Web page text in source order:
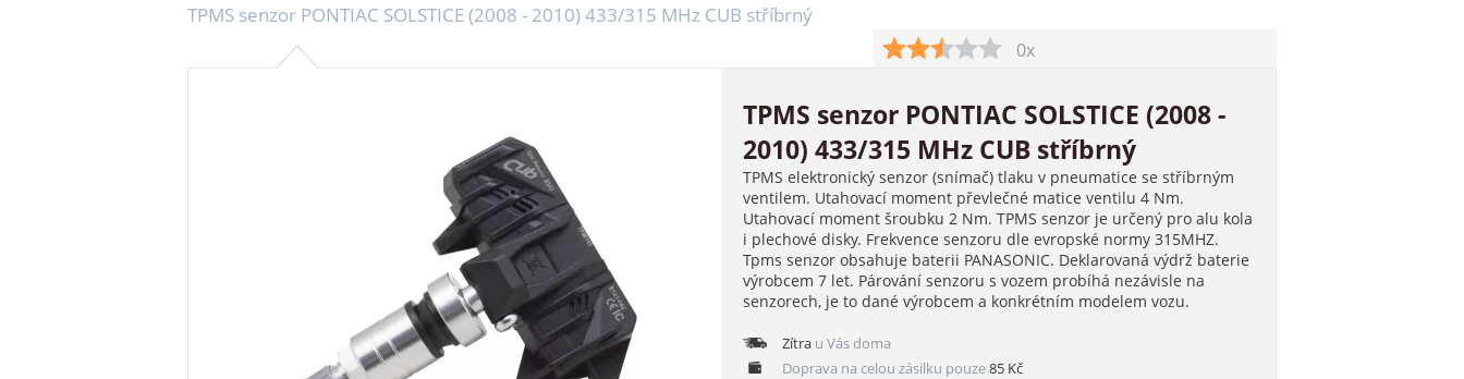
TPMS senzor PONTIAC SOLSTICE (2008 - 2010) 433/315 MHz CUB stříbrný
0x
TPMS senzor PONTIAC SOLSTICE (2008 -
2010) 433/315 MHz CUB stříbrný
TPMS elektronický senzor (snímač) tlaku v pneumatice se stříbrným
ventilem. Utahovací moment převlečné matice ventilu 4 Nm.
Utahovací moment šroubku 2 Nm. TPMS senzor je určený pro alu kola
i plechové disky. Frekvence senzoru dle evropské normy 315MHZ.
Tpms senzor obsahuje baterii PANASONIC. Deklarovaná výdrž baterie
výrobcem 7 let. Párování senzoru s vozem probíhá nezávisle na
senzorech, je to dané výrobcem a konkrétním modelem vozu.
Zítra u Vás doma
Doprava na celou zásilku pouze85 Kč